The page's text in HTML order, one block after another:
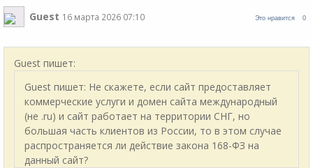
Это нравится 0
Guest 16 марта 2026 07:10
Guest пишет:
Guest пишет: Не скажете, если сайт предоставляет
коммерческие услуги и домен сайта международный
(не .ru) и сайт работает на территории СНГ, но
большая часть клиентов из России, то в этом случае
распространяется ли действие закона 168-ФЗ на
данный сайт?